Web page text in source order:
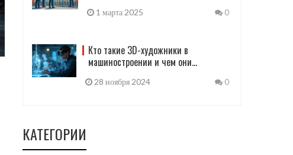
1 марта 2025 0
Кто такие 3D-художники в
машиностроении и чем они
28 ноября 2024 0
КАТЕГОРИИ